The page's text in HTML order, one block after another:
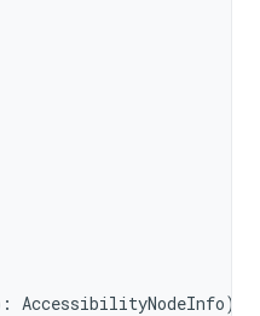
: AccessibilityNodeInfo)